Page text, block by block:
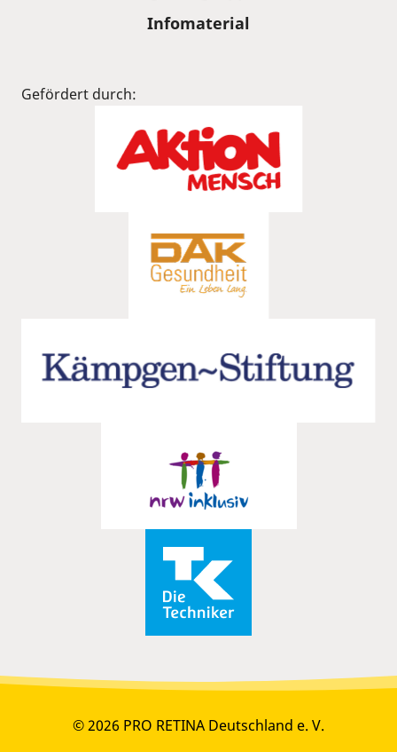
Infomaterial
Gefördert durch:
© 2026 PRO RETINA Deutschland e. V.